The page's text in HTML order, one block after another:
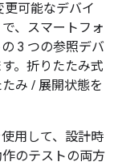
可能なデバイ
、スマートフォ
3 つの参照デバ
。折りたたみ式
み / 展開状態を
用して、設計時
のテストの両方